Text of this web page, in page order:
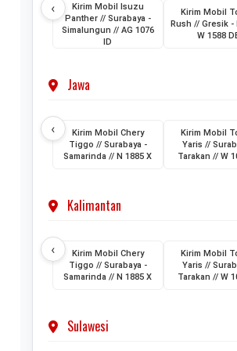
‹
Kirim Mobil Isuzu
Panther // Surabaya -
Simalungun // AG 1076
ID
Kirim Mobil
Rush // Gresik -
W 1588
Jawa
‹
Kirim Mobil Chery
Tiggo // Surabaya -
Samarinda // N 1885 X
Kirim Mobil
Yaris //
Tarakan // W
Kalimantan
‹
Kirim Mobil Chery
Tiggo // Surabaya -
Samarinda // N 1885 X
Kirim Mobil
Yaris //
Tarakan // W
Sulawesi